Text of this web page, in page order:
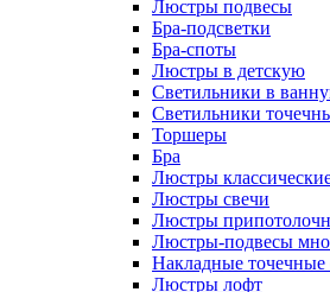
Люстры подвесы
Бра-подсветки
Бра-споты
Люстры в детскую
Светильники в
Светильники
Торшеры
Бра
Люстры
Люстры свечи
Люстры
Люстры-подвесы
Накладные точечные
Люстры лофт